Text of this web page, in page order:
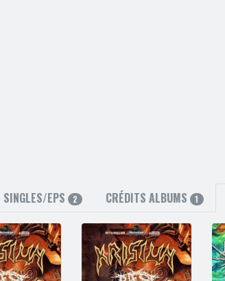
SINGLES/EPS 2 CRÉDITS ALBUMS 1